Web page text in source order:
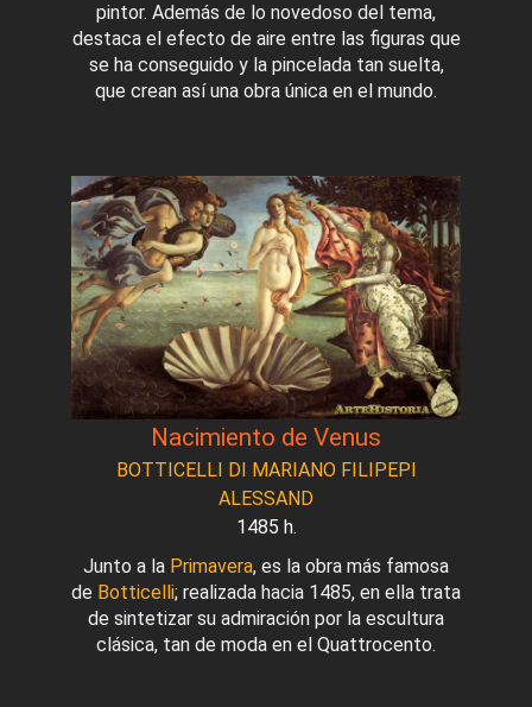
pintor. Además de lo novedoso del tema,
destaca el efecto de aire entre las figuras que
se ha conseguido y la pincelada tan suelta,
que crean así una obra única en el mundo.
Nacimiento de Venus
BOTTICELLI DI MARIANO FILIPEPI
ALESSAND
1485 h.
Junto a la Primavera, es la obra más famosa
de Botticelli; realizada hacia 1485, en ella trata
de sintetizar su admiración por la escultura
clásica, tan de moda en el Quattrocento.